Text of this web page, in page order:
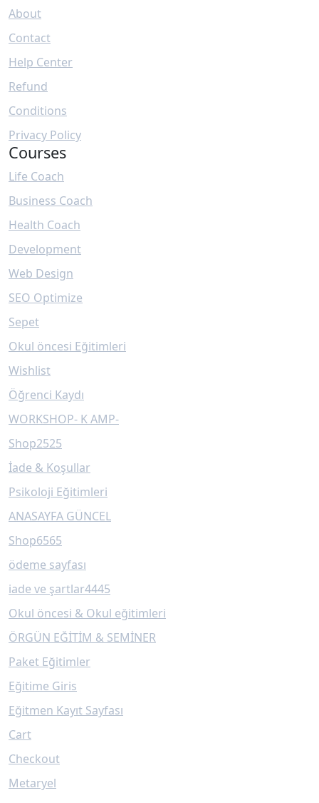
About
Contact
Help Center
Refund
Conditions
Privacy Policy
Courses
Life Coach
Business Coach
Health Coach
Development
Web Design
SEO Optimize
Sepet
Okul öncesi Eğitimleri
Wishlist
Öğrenci Kaydı
WORKSHOP- K AMP-
Shop2525
İade & Koşullar
Psikoloji Eğitimleri
ANASAYFA GÜNCEL
Shop6565
ödeme sayfası
iade ve şartlar4445
Okul öncesi & Okul eğitimleri
ÖRGÜN EĞİTİM & SEMİNER
Paket Eğitimler
Eğitime Giris
Eğitmen Kayıt Sayfası
Cart
Checkout
Metaryel